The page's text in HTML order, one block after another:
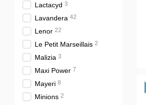
Lactacyd 3
Lavandera 42
Lenor 22
Le Petit Marseillais 2
Malizia 3
Maxi Power 7
Mayeri 8
Minions 2